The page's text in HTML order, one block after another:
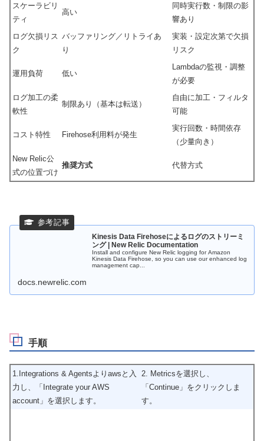
スケーラビリ
ティ
高い
同時実行数・制限の影
響あり
ログ欠損リス
ク
バッファリング／リトライあ
り
実装・設定次第で欠損
リスク
運用負荷 低い
Lambdaの監視・調整
が必要
ログ加工の柔
軟性
制限あり（基本は転送）
自由に加工・フィルタ
可能
コスト特性 Firehose利用料が発生
実行回数・時間依存
（少量向き）
New Relic公
式の位置づけ
推奨方式 代替方式
Kinesis Data Firehoseによるログのストリーミ
ング | New Relic Documentation
Install and configure New Relic logging for Amazon
Kinesis Data Firehose, so you can use our enhanced log
management cap...
docs.newrelic.com
手順
1.Integrations & Agentsよりawsと入
力し、「Integrate your AWS
account」を選択します。
2. Metricsを選択し、
「Continue」をクリックしま
す。